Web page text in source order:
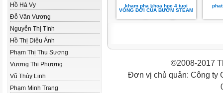
Hồ Hà Vy
Đỗ Văn Vương
Nguyễn Thị Tình
Hồ Thị Diệu Ánh
Phạm Thị Thu Sương
Vương Thị Phượng
Vũ Thùy Linh
Phạm Minh Trang
kham pha khoa hoc 4 tuoi
VÒNG ĐỜI CỦA BƯỚM STEAM
©2008-2017
Đơn vị chủ quản: Công ty